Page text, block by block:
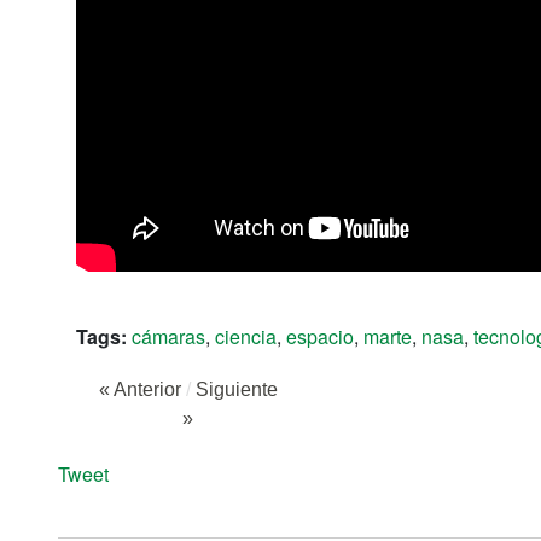
Tags: cámaras, ciencia, espacio, marte, nasa,
« Anterior / Siguiente
»
Tweet